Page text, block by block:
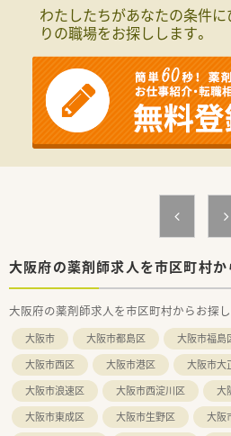
■内科の処方箋をメインに30枚/
す。
■現状では薬剤師1名体制・事務1
ます。
■OTCや漢方・生薬の取り扱いも
て漢方を中心として健康相談も行
＼＼こんな働き方です／／
■勤務時間や日数は相談可能です
き方に合わせてお話を聞いていた
わたしたちがあなたの条件に
りの職場をお探しします。
大阪府の薬剤師求人を市区町村か
大阪府の薬剤師求人を市区町村からお探し
大阪市 大阪市都島区 大阪市福島
大阪市西区
大阪市港区 大阪市大
大阪市浪速区
大阪市西淀川区
大
大阪市東成区
大阪市生野区 大阪